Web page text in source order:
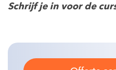
Schrijf je in voor de